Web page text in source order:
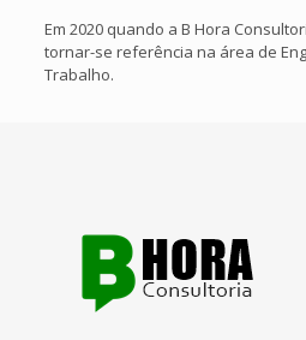
Em 2020 quando a B Hora
tornar-se referência na área de
Trabalho.